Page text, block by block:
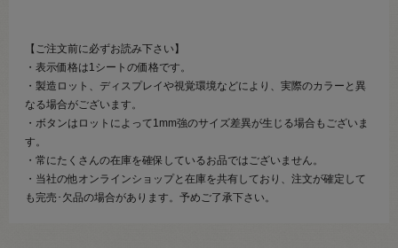
【ご注文前に必ずお読み下さい】
・表示価格は1シートの価格です。
・製造ロット、ディスプレイや視覚環境などにより、実際のカラーと異
なる場合がございます。
・ボタンはロットによって1mm強のサイズ差異が生じる場合もございま
す。
・常にたくさんの在庫を確保しているお品ではございません。
・当社の他オンラインショップと在庫を共有しており、注文が確定して
も完売･欠品の場合があります。予めご了承下さい。